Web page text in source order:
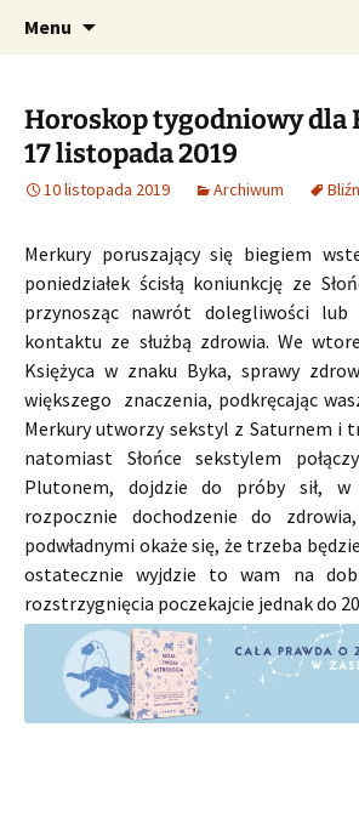
CzaroMarowy
dzienny,
tygodniowy
Profesjonalne
Menu
Horoskop tygodniowy dla
17 listopada 2019
10 listopada 2019 Archiwum
Merkury poruszający się biegiem
poniedziałek ścisłą koniunkcję ze
przynosząc nawrót dolegliwości lub
kontaktu ze służbą zdrowia. We
Księżyca w znaku Byka, sprawy
większego znaczenia, podkręcając
Merkury utworzy sekstyl z Saturnem i
natomiast Słońce sekstylem
Plutonem, dojdzie do próby sił, w
rozpocznie dochodzenie do
podwładnymi okaże się, że trzeba
ostatecznie wyjdzie to wam na
rozstrzygnięcia poczekajcie jednak do